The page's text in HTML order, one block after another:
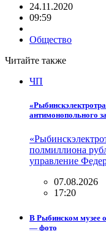
24.11.2020
09:59
Общество
Читайте также
ЧП
антимонопольного
полмиллиона
управление
07.08.2026
17:20
В Рыбинском музее
— фото